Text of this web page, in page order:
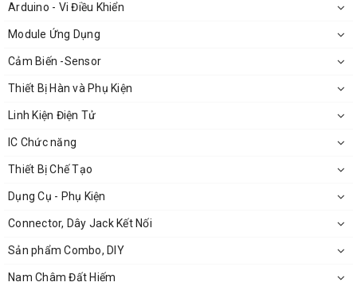
2 Má Kẹp lưỡi cắt, lưỡi mài
Lục Lăng để vặn ốc bắt vào trục động cơ
1 trục M10-5mm
2 ốc lục năng
Chức năng, ứng dụng của bộ trục cắt M10-5mm
Có thể sử dụng để chế tạo các sản phẩm máy cắt đa dạng
vật liệu như máy cắt gỗ, máy cắt sắt, …
Arduino - Vi Điều Khiển
Module Ứng Dụng
Cảm Biến -Sensor
Thiết Bị Hàn và Phụ Kiện
Linh Kiện Điện Tử
IC Chức năng
Thiết Bị Chế Tạo
Dụng Cụ - Phụ Kiện
Connector, Dây Jack Kết Nối
Sản phẩm Combo, DIY
Nam Châm Đất Hiếm